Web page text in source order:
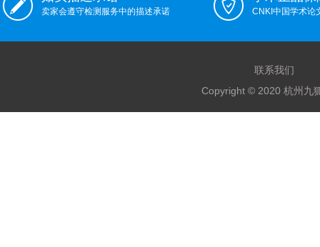
卖家会遵守检测服务中的描述承诺 CNKI中国学术论
联系我们
Copyright © 2020 杭州九